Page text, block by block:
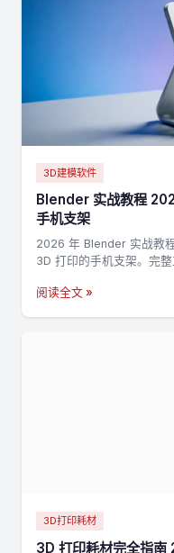
3D建模软件
Blender 实战教程
手机支架
2026 年 Blender 实战教
3D 打印的手机支架。完
阅读全文 »
3D打印耗材
3D 打印耗材完全指